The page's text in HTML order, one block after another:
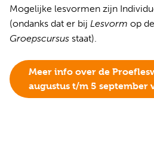
Mogelijke lesvormen zijn
(ondanks dat er bij Lesvorm op
Groepscursus staat).
Meer info over de
augustus t/m 5 september